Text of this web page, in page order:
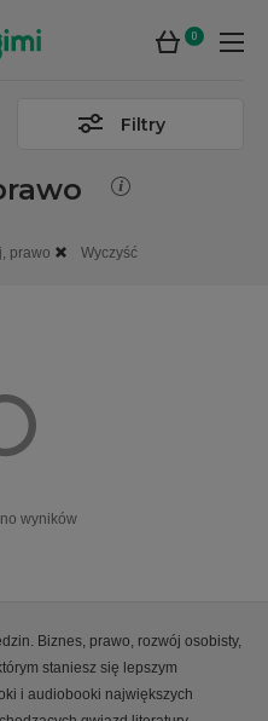
0
Filtry
prawo Wyczyść
wyników
Biznes, prawo, rozwój osobisty,
staniesz się lepszym
i audiobooki największych